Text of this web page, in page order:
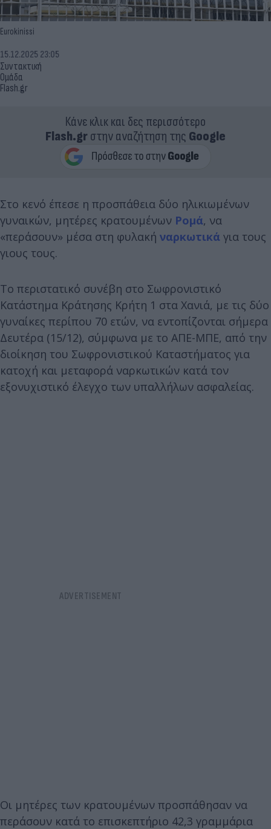
Eurokinissi
Συντακτική
Ομάδα
Flash.gr
15.12.2025 23:05
Κάνε κλικ και δες περισσότερο
Flash.grστην αναζήτηση της Google
Στο κενό έπεσε η προσπάθεια δύο ηλικιωμένων
γυναικών, μητέρες κρατουμένων Ρομά, να
«περάσουν» μέσα στη φυλακή ναρκωτικά για τους
γιους τους.
Το περιστατικό συνέβη στο Σωφρονιστικό
Κατάστημα Κράτησης Κρήτη 1 στα Χανιά, με τις δύο
γυναίκες περίπου 70 ετών, να εντοπίζονται σήμερα
Δευτέρα (15/12), σύμφωνα με το ΑΠΕ-ΜΠΕ, από την
διοίκηση του Σωφρονιστικού Καταστήματος για
κατοχή και μεταφορά ναρκωτικών κατά τον
εξονυχιστικό έλεγχο των υπαλλήλων ασφαλείας.
Οι μητέρες των κρατουμένων προσπάθησαν να
περάσουν κατά το επισκεπτήριο 42,3 γραμμάρια